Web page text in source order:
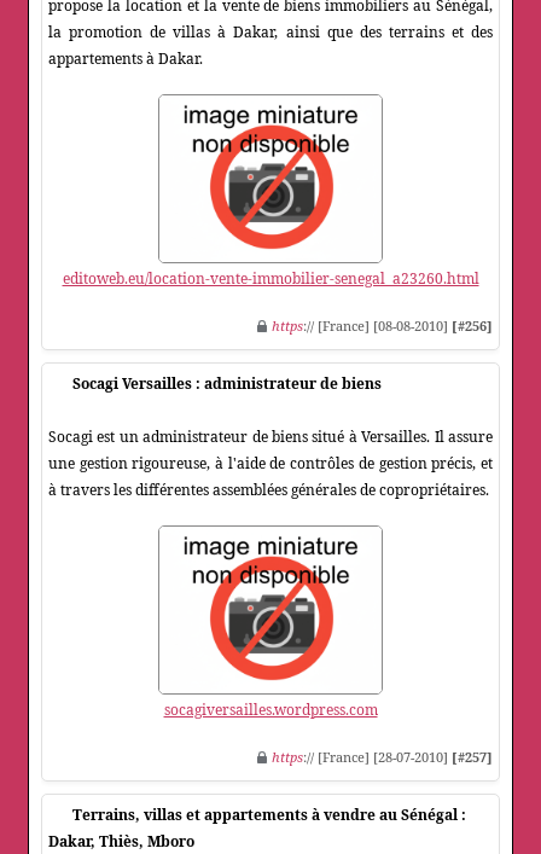
propose la location et la vente de biens immobiliers au Sénégal,
la promotion de villas à Dakar, ainsi que des terrains et des
appartements à Dakar.
editoweb.eu/location-vente-immobilier-senegal_a23260.html
https:// [France] [08-08-2010] [#256]
Socagi Versailles : administrateur de biens
Socagi est un administrateur de biens situé à Versailles. Il assure
une gestion rigoureuse, à l'aide de contrôles de gestion précis, et
à travers les différentes assemblées générales de copropriétaires.
socagiversailles.wordpress.com
https:// [France] [28-07-2010] [#257]
Terrains, villas et appartements à vendre au Sénégal :
Dakar, Thiès, Mboro